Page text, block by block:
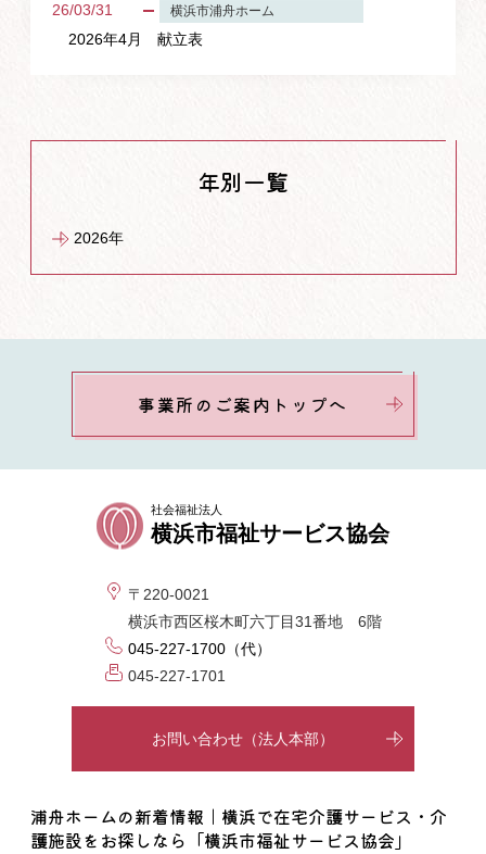
26/03/31
横浜市浦舟ホーム
2026年4月 献立表
年別一覧
2026年
事業所のご案内トップへ
社会福祉法人
横浜市福祉サービス協会
〒220-0021
横浜市西区桜木町六丁目31番地 6階
045-227-1700（代）
045-227-1701
お問い合わせ（法人本部）
浦舟ホームの新着情報｜横浜で在宅介護サービス・介
護施設をお探しなら「横浜市福祉サービス協会」